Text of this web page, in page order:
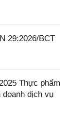
29:2026/BCT
Thực phẩm
dịch vụ